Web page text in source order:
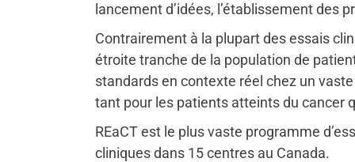
lancement d’idées, l’établissement
Contrairement à la plupart des essais
étroite tranche de la population de
standards en contexte réel chez un
tant pour les patients atteints du cancer
REaCT est le plus vaste programme
cliniques dans 15 centres au Canada.